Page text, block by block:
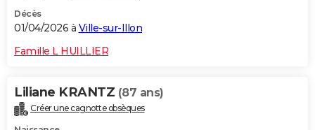
Décès
01/04/2026 à Ville-sur-Illon
Famille L HUILLIER
Liliane KRANTZ (87 ans)
Créer une cagnotte obsèques